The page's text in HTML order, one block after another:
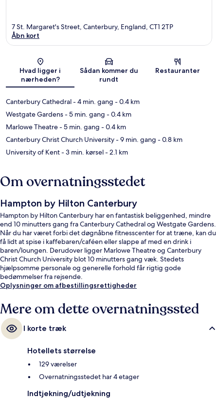
Kort
7 St. Margaret's Street, Canterbury, England, CT1 2TP
Åbn kort
Hvad ligger i
nærheden?
Sådan kommer du
rundt
Restauranter
Canterbury Cathedral- 4 min. gang - 0.4 km
Westgate Gardens- 5 min. gang - 0.4 km
Marlowe Theatre- 5 min. gang - 0.4 km
Canterbury Christ Church University- 9 min. gang - 0.8 km
University of Kent- 3 min. kørsel- 2.1 km
Om overnatningsstedet
Hampton by Hilton Canterbury
Hampton by Hilton Canterbury har en fantastisk beliggenhed, mindre
end 10 minutters gang fra Canterbury Cathedral og Westgate Gardens.
Når du har været forbi det døgnåbne fitnesscenter for at træne, kan du
få lidt at spise i kaffebaren/caféen eller slappe af med en drink i
baren/loungen. Derudover ligger Marlowe Theatre og Canterbury
Christ Church University blot 10 minutters gang væk. Stedets
hjælpsomme personale og generelle forhold får rigtig gode
bedømmelser fra rejsende.
Oplysninger om afbestillingsrettigheder
Mere om dette overnatningssted
I korte træk
Hotellets størrelse
129 værelser
Overnatningsstedet har 4 etager
Indtjekning/udtjekning